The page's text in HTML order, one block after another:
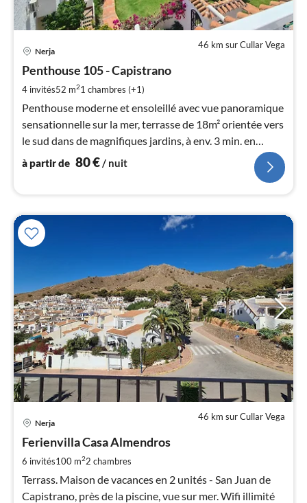
46 km sur Cullar Vega
Nerja
Penthouse 105 - Capistrano
4 invités52 m21 chambres (+1)
Penthouse moderne et ensoleillé avec vue panoramique
sensationnelle sur la mer, terrasse de 18m² orientée vers
le sud dans de magnifiques jardins, à env. 3 min. en
voiture de la plage. Chauffage au sol, climatisation,
WLAN, 2 télévisions
à partir de 80€ / nuit
46 km sur Cullar Vega
Nerja
Ferienvilla Casa Almendros
6 invités100 m22 chambres
Terrass. Maison de vacances en 2 unités - San Juan de
Capistrano, près de la piscine, vue sur mer. Wifi illimité